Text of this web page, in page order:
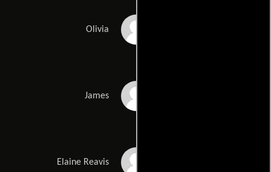
Olivia
James
Elaine Reavis